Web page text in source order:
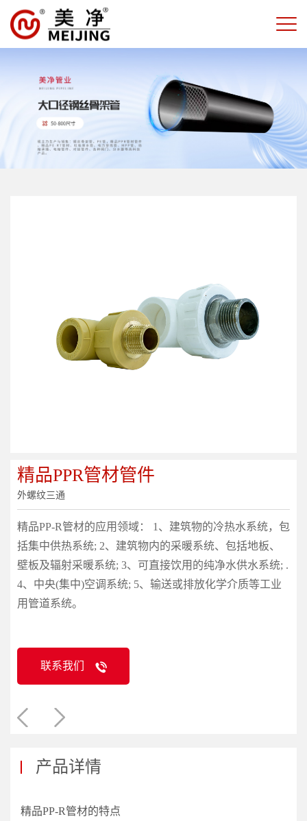
精品PPR管材管件
外螺纹三通
精品PP-R管材的应用领域： 1、建筑物的冷热水系统，包
括集中供热系统; 2、建筑物内的采暖系统、包括地板、
壁板及辐射采暖系统; 3、可直接饮用的纯净水供水系统; .
4、中央(集中)空调系统; 5、输送或排放化学介质等工业
用管道系统。
联系我们
产品详情
精品PP-R管材的特点